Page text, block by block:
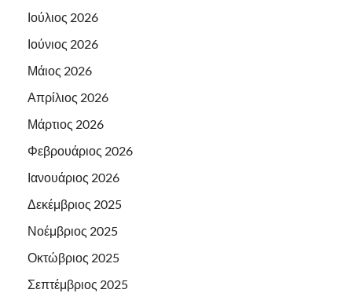
Ιούλιος 2026
Ιούνιος 2026
Μάιος 2026
Απρίλιος 2026
Μάρτιος 2026
Φεβρουάριος 2026
Ιανουάριος 2026
Δεκέμβριος 2025
Νοέμβριος 2025
Οκτώβριος 2025
Σεπτέμβριος 2025